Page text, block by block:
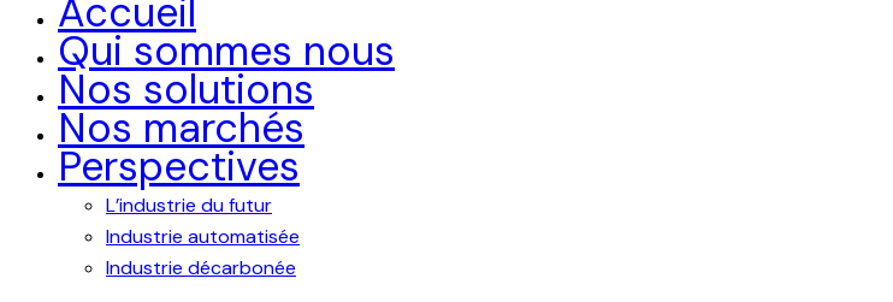
Accueil
Qui sommes nous
Nos solutions
Nos marchés
Perspectives
L’industrie du futur
Industrie automatisée
Industrie décarbonée